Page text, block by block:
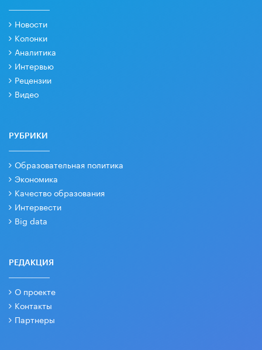
Новости
Колонки
Аналитика
Интервью
Рецензии
Видео
РУБРИКИ
Образовательная политика
Экономика
Качество образования
Интервести
Big data
РЕДАКЦИЯ
О проекте
Контакты
Партнеры